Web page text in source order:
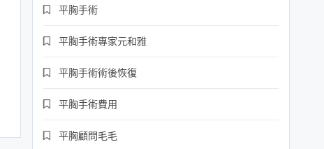
平胸手術
平胸手術專家元和雅
平胸手術術後恢復
平胸手術費用
平胸顧問毛毛